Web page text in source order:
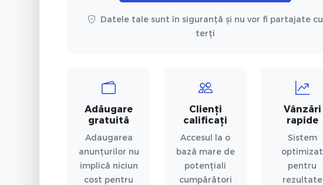
Datele tale sunt în siguranță și nu vor fi partajate cu
terți
Adăugare
gratuită
Adaugarea
anunțurilor nu
implică niciun
cost pentru
Clienți
calificați
Accesul la o
bază mare de
potențiali
cumpărători
Vânzări
rapide
Sistem
optimizat
pentru
rezultate